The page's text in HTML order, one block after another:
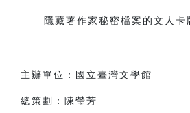
隱藏著作家秘密檔案的文人卡
主辦單位：國立臺灣文學館
總策劃：陳瑩芳